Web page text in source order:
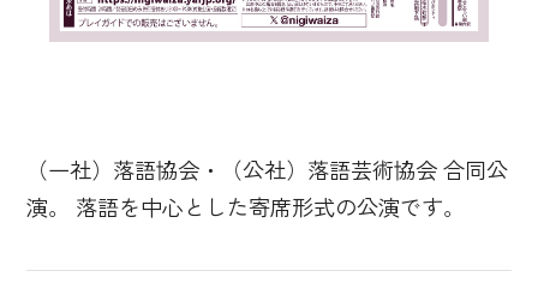
（一社）落語協会・（公社）落語芸術協会 合同公
演。 落語を中心とした寄席形式の公演です。